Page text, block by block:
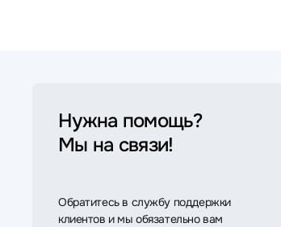
Нужна помощь?
Мы на связи!
Обратитесь в службу поддержки
клиентов и мы обязательно вам